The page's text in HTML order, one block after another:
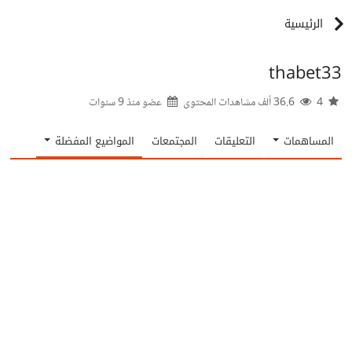
الرئيسية
thabet33
عضو منذ9 سنوات
المساهمات التعليقات المجتمعات المواضيع المفضلة